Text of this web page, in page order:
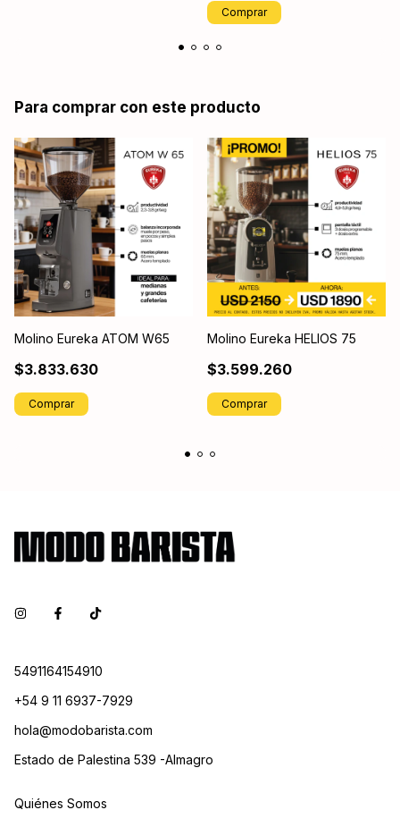
Comprar
Para comprar con este producto
Molino Eureka ATOM W65
$3.833.630
Comprar
Molino Eureka HELIOS 75
$3.599.260
Comprar
5491164154910
+54 9 11 6937-7929
hola@modobarista.com
Estado de Palestina 539 -Almagro
Quiénes Somos